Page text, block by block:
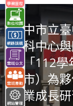
內
容 臺中市立
學科中心
理「112學
（市）為
專業成長